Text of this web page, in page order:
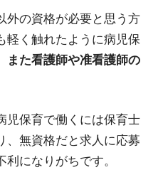
外の資格が必要と思う方
軽く触れたように病児保
また看護師や准看護師の
児保育で働くには保育士
、無資格だと求人に応募
になりがちです。